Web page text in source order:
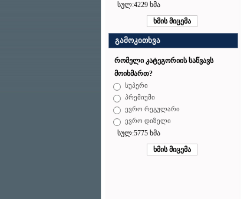
სულ:4229 ხმა
გამოკითხვა
რომელი კატეგორიის საწვავს
მოიხმართ?
სუპერი
პრემიუმი
ევრო რეგულარი
ევრო დიზელი
სულ:5775 ხმა